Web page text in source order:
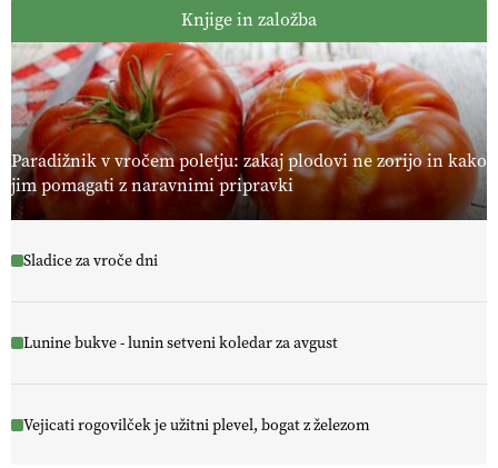
Knjige in založba
Paradižnik v vročem poletju: zakaj plodovi ne zorijo in kako
jim pomagati z naravnimi pripravki
Sladice za vroče dni
Lunine bukve - lunin setveni koledar za avgust
Vejicati rogovilček je užitni plevel, bogat z železom